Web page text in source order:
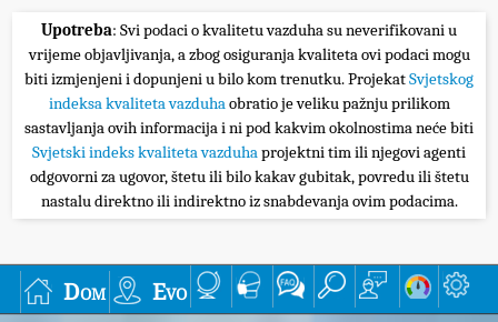
Upotreba: Svi podaci o kvalitetu vazduha su neverifikovani u
vrijeme objavljivanja, a zbog osiguranja kvaliteta ovi podaci mogu
biti izmjenjeni i dopunjeni u bilo kom trenutku. ProjekatSvjetskog
indeksa kvaliteta vazduhaobratio je veliku pažnju prilikom
sastavljanja ovih informacija i ni pod kakvim okolnostima neće biti
Svjetski indeks kvaliteta vazduhaprojektni tim ili njegovi agenti
odgovorni za ugovor, štetu ili bilo kakav gubitak, povredu ili štetu
nastalu direktno ili indirektno iz snabdevanja ovim podacima.
Dom Evo